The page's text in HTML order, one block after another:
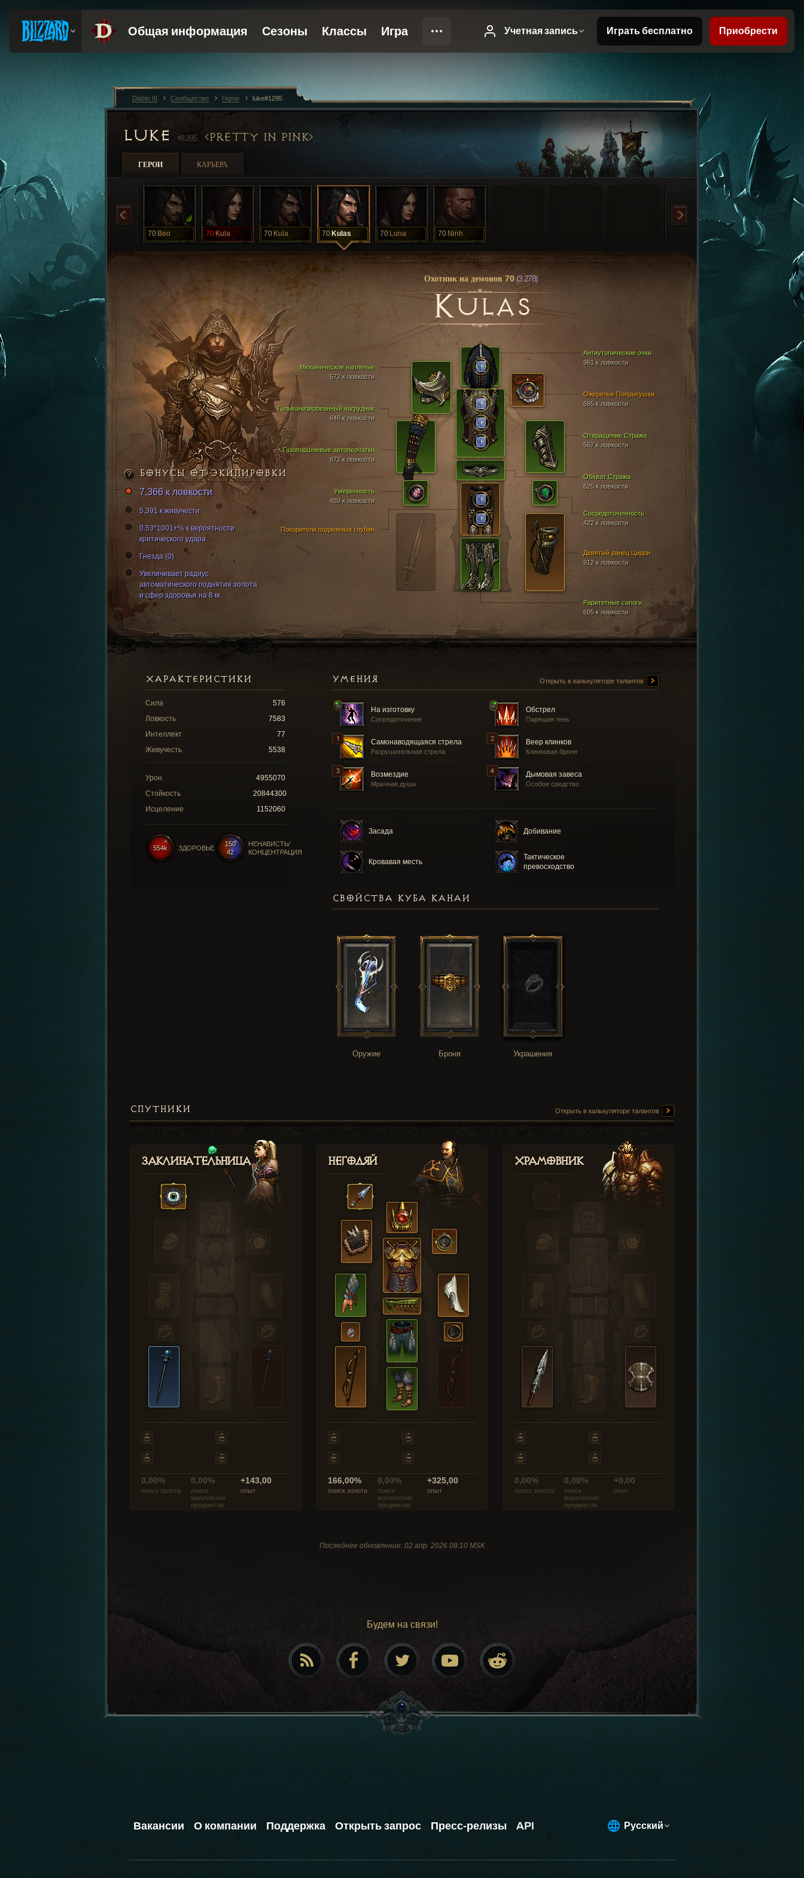
LUKE #1295 PRETTY IN PINK
ГЕРОИ КАРЬЕРА
70 Beo 70 Kula 70 Kula 70 Kulas 70 Luna 70 Ninh
Охотник на демонов 70 (3 278)
KULAS
Антиутопические очки
961 к ловкости
Гальванизированный нагрудник
646 к ловкости
Раритетные сапоги
605 к ловкости
Газопоршневые автоперчатки
872 к ловкости
Механическое наплечье
572 к ловкости
Покорители подземных глубин
Отвращение Стража
567 к ловкости
Девятый ранец Цирри
912 к ловкости
Обхват Стража
625 к ловкости
Сосредоточенность
422 к ловкости
Умеренность
489 к ловкости
Ожерелье Попрыгушки
695 к ловкости
БОНУСЫ ОТ ЭКИПИРОВКИ
7,366 к ловкости
5,391 к живучести
0.53*1001+% к вероятности
критического удара
Гнезда (0)
Увеличивает радиус
автоматического поднятия золота
и сфер здоровья на 8 м.
УМЕНИЯ Открыть в калькуляторе талантов
На изготовку
Сосредоточение
Обстрел
Парящая тень
Самонаводящаяся стрела
Разрушительная стрела
Веер клинков
Клинковая броня
Возмездие
Мрачная душа
Дымовая завеса
Особое средство
Засада Добивание
Кровавая месть
Тактическое
превосходство
ХАРАКТЕРИСТИКИ
Сила
576
Ловкость
7583
Интеллект
77
Живучесть
5538
Урон
4955070
Стойкость
20844300
Исцеление
1152060
150
42
НЕНАВИСТЬ/
КОНЦЕНТРАЦИЯ
554k ЗДОРОВЬЕ
СВОЙСТВА КУБА КАНАИ
Оружие Броня Украшения
СПУТНИКИ Открыть в калькуляторе талантов
Заклинательница
0,00%
поиск золота
0,00%
поиск
магических
предметов
+143,00
опыт
Негодяй
166,00%
поиск золота
0,00%
поиск
магических
предметов
+325,00
опыт
Храмовник
0,00%
поиск золота
0,00%
поиск
магических
предметов
+0,00
опыт
Последнее обновление: 02 апр. 2026 08:10 MSK
Будем на связи!
Diablo III Сообщество Герои luke#1295